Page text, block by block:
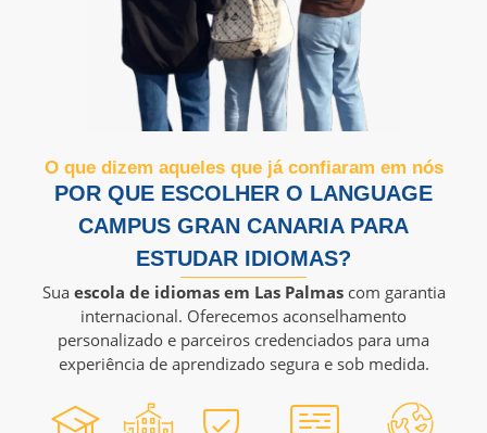
O que dizem aqueles que já confiaram em nós
POR QUE ESCOLHER O LANGUAGE
CAMPUS GRAN CANARIA PARA
ESTUDAR IDIOMAS?
Sua escola de idiomas em Las Palmascom garantia
internacional. Oferecemos aconselhamento
personalizado e parceiros credenciados para uma
experiência de aprendizado segura e sob medida.